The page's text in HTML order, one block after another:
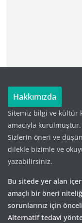
Hakkımızda
Sitemiz bilgi ve kültür
amacıyla kurulmuştur.
Sizlerin öneri ve
dilekle bizimle ve
yazabilirsiniz.
Bu sitede yer alan
amaçlı bir öneri
sorunlarınız için
Alternatif tedavi